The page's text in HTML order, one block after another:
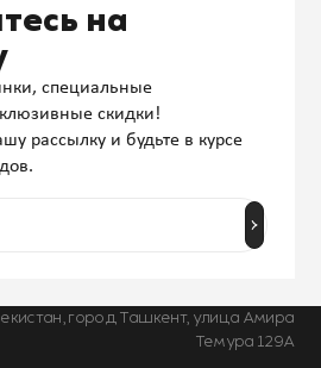
город Ташкент, улица Амира
Темура 129А
на
специальные
скидки!
рассылку и будьте в курсе